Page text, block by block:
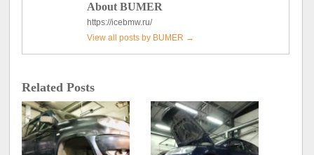
About BUMER
https://icebmw.ru/
View all posts by BUMER →
Related Posts